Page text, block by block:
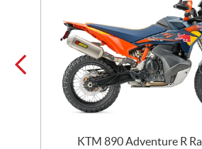
KTM 890 Adventure R